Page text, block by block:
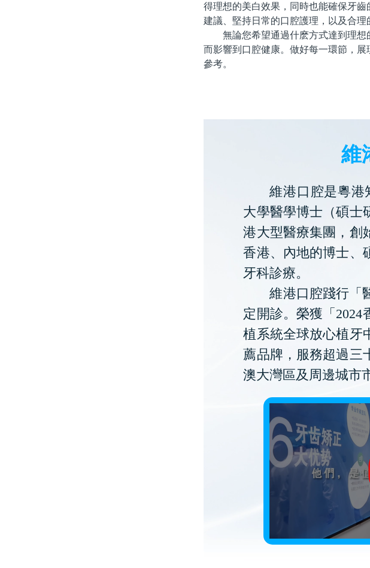
得理想的美白效果，同時也能確保牙
建議、堅持日常的口腔護理，以及合理
無論您希望通過什麽方式達到理想
而影響到口腔健康。做好每一環節，
參考。
維
維港口腔是粵港
大學醫學博士（碩士
港大型醫療集團，創
香港、內地的博士、
牙科診療。
維港口腔踐行「
定開診。榮獲「2024
植系統全球放心植牙
薦品牌，服務超過三
澳大灣區及周邊城市